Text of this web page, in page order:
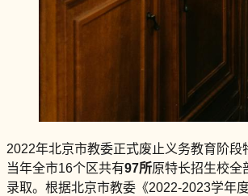
2022年北京市教委正式废止义务教育阶段
当年全市16个区共有97所原特长招生校全
录取。根据北京市教委《2022-2023学年